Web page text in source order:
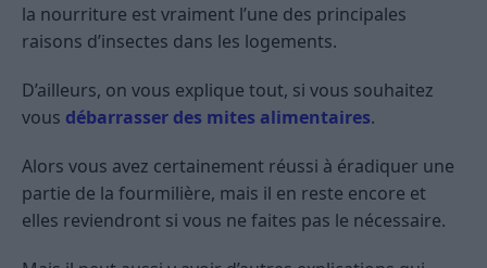
la nourriture est vraiment l’une des principales
raisons d’insectes dans les logements.
D’ailleurs, on vous explique tout, si vous souhaitez
vous débarrasser des mites alimentaires.
Alors vous avez certainement réussi à éradiquer une
partie de la fourmilière, mais il en reste encore et
elles reviendront si vous ne faites pas le nécessaire.